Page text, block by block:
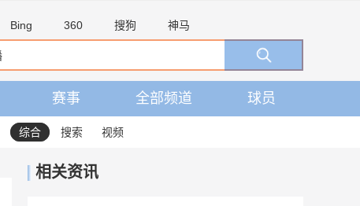
Bing 360 搜狗 神马
赛事 全部频道 球员
综合 搜索 视频
相关资讯